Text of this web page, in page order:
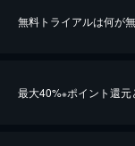
無料トライアルは何が
最大40%※ポイント還元